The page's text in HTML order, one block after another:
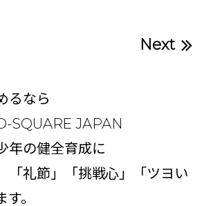
Next
るなら
SQUARE JAPAN
年の健全育成に
「礼節」「挑戦心」「ツヨい
。